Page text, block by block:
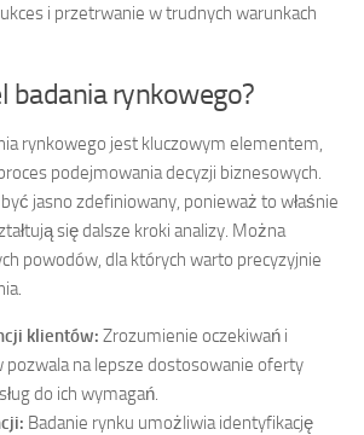
i przetrwanie w trudnych warunkach
badania rynkowego?
rynkowego jest kluczowym elementem,
podejmowania decyzji biznesowych.
jasno zdefiniowany, ponieważ to właśnie
się dalsze kroki analizy. Można
powodów, dla których warto precyzyjnie
klientów: Zrozumienie oczekiwań i
na lepsze dostosowanie oferty
do ich wymagań.
Badanie rynku umożliwia identyfikację